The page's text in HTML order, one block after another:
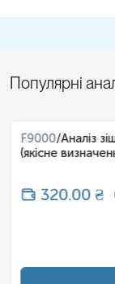
доставлення на ПЗ
Застереження!Для
проводиться з
- горщик або судно;
Популярні
F9000/Аналіз
(якісне
320.00₴